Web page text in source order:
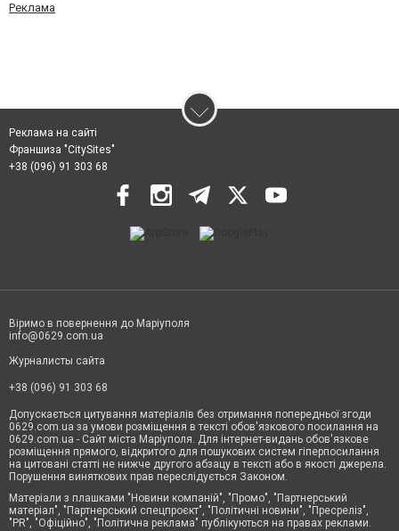
Реклама
Реклама на сайті
Франшиза "CitySites"
+38 (096) 91 303 68
Віримо в повернення до Маріуполя
info@0629.com.ua
Журналисты сайта
+38 (096) 91 303 68
Допускається цитування матеріалів без отримання попередньої згоди
0629.com.ua за умови розміщення в тексті обов'язкового посилання на
0629.com.ua - Сайт міста Маріуполя. Для інтернет-видань обов'язкове
розміщення прямого, відкритого для пошукових систем гіперпосилання
на цитовані статті не нижче другого абзацу в тексті або в якості джерела.
Порушення виняткових прав переслідується Законом.
Матеріали з плашками "Новини компаній", "Промо", "Партнерський
матеріал", "Партнерський спецпроєкт", "Політичні новини", "Пресреліз",
"PR", "Офіційно", "Політична реклама" публікуються на правах реклами.